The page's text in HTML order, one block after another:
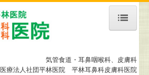
気管食道・耳鼻咽喉科、皮膚科
医療法人社団平林医院 平林耳鼻科皮膚科医院